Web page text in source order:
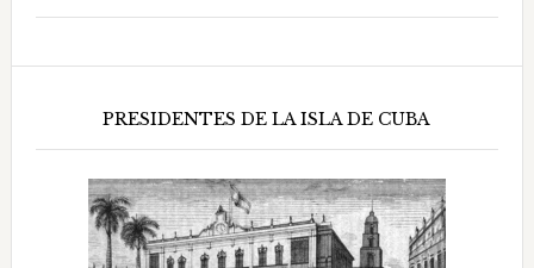
PRESIDENTES DE LA ISLA DE CUBA